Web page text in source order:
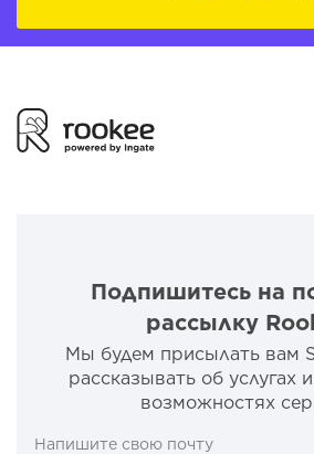
Подпишитесь на
рассылку
Мы будем присылать вам
рассказывать об услугах
возможностях
Напишите свою почту